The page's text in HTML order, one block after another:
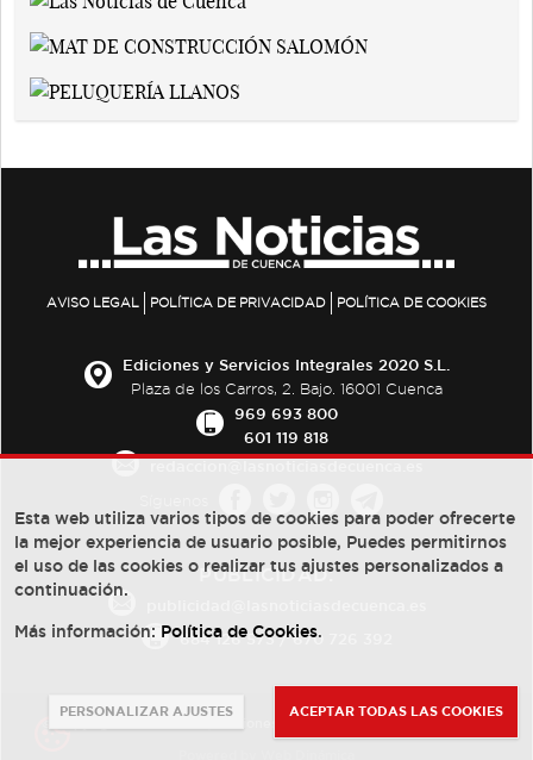
AVISO LEGAL POLÍTICA DE PRIVACIDAD POLÍTICA DE COOKIES
Ediciones y Servicios Integrales 2020 S.L.
Plaza de los Carros, 2. Bajo. 16001 Cuenca
969 693 800
601 119 818
PUBLICIDAD:
684 126 573/670 726 392
Esta web utiliza varios tipos de cookies para poder ofrecerte
la mejor experiencia de usuario posible, Puedes permitirnos
el uso de las cookies o realizar tus ajustes personalizados a
continuación.
Más información: Política de Cookies.
PERSONALIZAR AJUSTES ACEPTAR TODAS LAS COOKIES